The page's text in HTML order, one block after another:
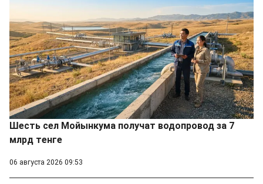
Шесть сел Мойынкума получат водопровод за 7
млрд тенге
06 августа 2026 09:53